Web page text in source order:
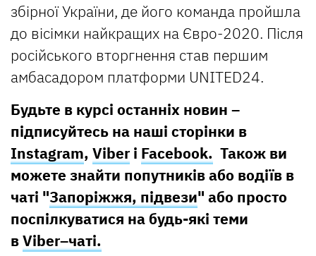
збірної України, де його команда пройшла
до вісімки найкращих на Євро-2020. Після
російського вторгнення став першим
амбасадором платформи UNITED24.
Будьте в курсі останніх новин –
підписуйтесь на наші сторінки в
Instagram, Viber і Facebook. Також ви
можете знайти попутників або водіїв в
чаті "Запоріжжя, підвези" або просто
поспілкуватися на будь-які теми
вViber–чаті.